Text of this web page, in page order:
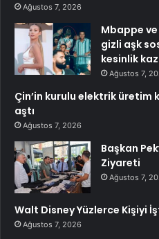
Ağustos 7, 2026
Mbappe
gizli aşk
kesinlik
Ağustos 7,
Çin’in kurulu elektrik
aştı
Ağustos 7, 2026
Başkan
Ziyareti
Ağustos 7,
Walt Disney Yüzlerce Kişiyi
Ağustos 7, 2026